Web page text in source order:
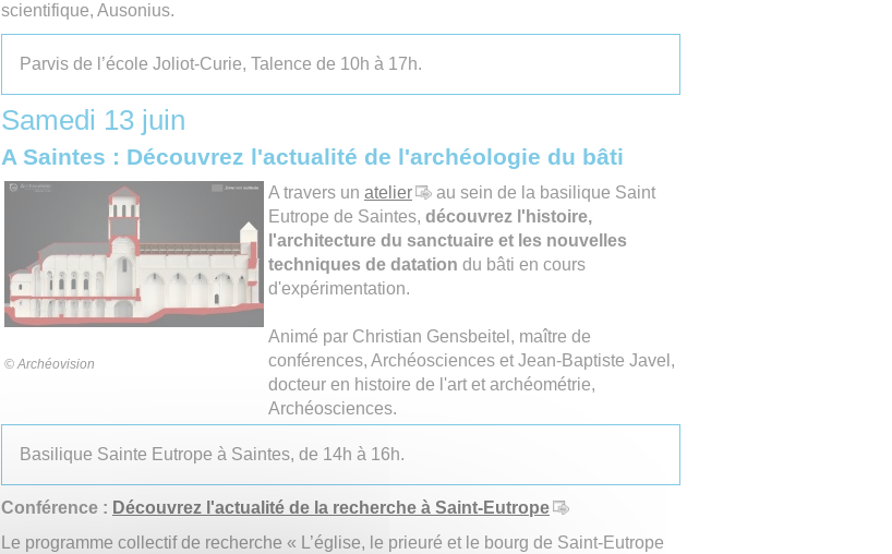
scientifique, Ausonius.
Parvis de l’école Joliot-Curie, Talence de 10h à 17h.
Samedi 13 juin
A Saintes : Découvrez l'actualité de l'archéologie du bâti
© Archéovision
A travers un atelier
au sein de la basilique Saint
Eutrope de Saintes, découvrez l'histoire,
l'architecture du sanctuaire et les nouvelles
techniques de datation du bâti en cours
d'expérimentation.
Animé par Christian Gensbeitel, maître de
conférences, Archéosciences et Jean-Baptiste Javel,
docteur en histoire de l'art et archéométrie,
Archéosciences.
Basilique Sainte Eutrope à Saintes, de 14h à 16h.
Conférence : Découvrez l'actualité de la recherche à Saint-Eutrope
Le programme collectif de recherche « L’église, le prieuré et le bourg de Saint-Eutrope